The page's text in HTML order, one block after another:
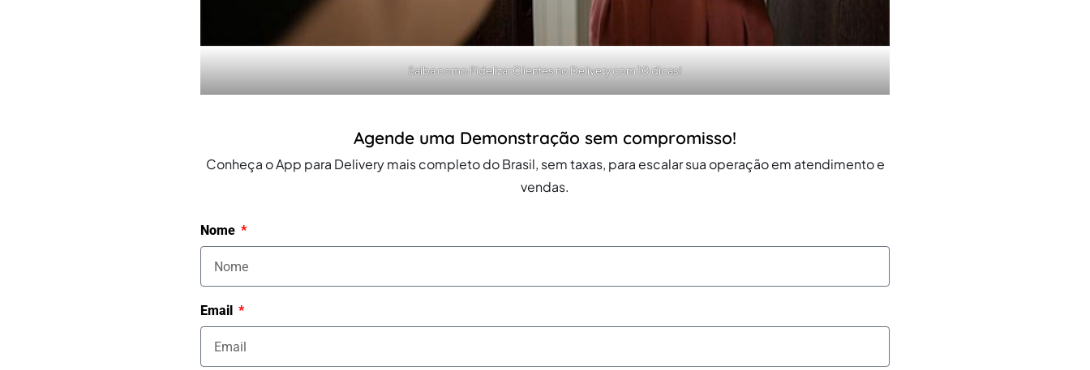
Saiba como Fidelizar Clientes no Delivery com 10 dicas!
Agende uma Demonstração sem compromisso!
Conheça o App para Delivery mais completo do Brasil, sem taxas, para escalar sua operação em atendimento e
vendas.
Nome
Email